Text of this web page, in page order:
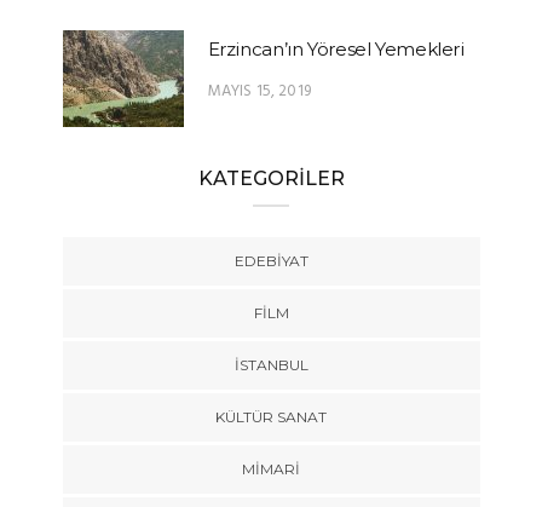
Erzincan’ın Yöresel Yemekleri
MAYIS 15, 2019
KATEGORİLER
EDEBIYAT
FILM
İSTANBUL
KÜLTÜR SANAT
MIMARI